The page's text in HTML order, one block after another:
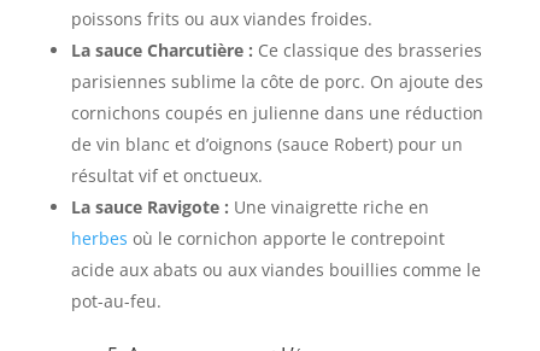
poissons frits ou aux viandes froides.
La sauce Charcutière : Ce classique des brasseries
parisiennes sublime la côte de porc. On ajoute des
cornichons coupés en julienne dans une réduction
de vin blanc et d’oignons (sauce Robert) pour un
résultat vif et onctueux.
La sauce Ravigote : Une vinaigrette riche en
herbes où le cornichon apporte le contrepoint
acide aux abats ou aux viandes bouillies comme le
pot-au-feu.